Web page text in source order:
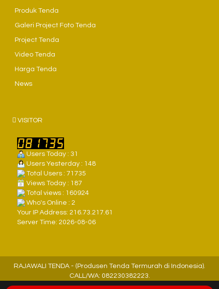
Produk Tenda
Galeri Project Foto Tenda
Project Tenda
Video Tenda
Harga Tenda
News
VISITOR
Users Today : 31
Users Yesterday : 148
Total Users : 71735
Views Today : 187
Total views : 160924
Who's Online : 2
Your IP Address: 216.73.217.61
Server Time: 2026-08-06
RAJAWALI TENDA - (Produsen Tenda Termurah di Indonesia).
CALL/WA: 082230382223.